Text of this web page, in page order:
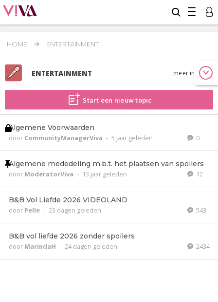
HOME ENTERTAINMENT
ENTERTAINMENT meer info
Start een nieuw topic
Algemene Voorwaarden
door CommunityManagerViva - 5 jaar geleden 0
Algemene mededeling m.b.t. het plaatsen van spoilers
door ModeratorViva - 13 jaar geleden 12
B&B Vol Liefde 2026 VIDEOLAND
door Pelle - 23 dagen geleden 543
B&B vol liefde 2026 zonder spoilers
door MarindaH - 24 dagen geleden 2434